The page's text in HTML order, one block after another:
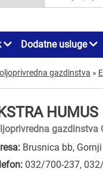
Dodatne usluge
gazdinstva »
HUMUS
gazdinstva
Brusnica bb,
032/700-237,